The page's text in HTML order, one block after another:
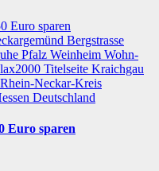
Bergstrasse
Pfalz Weinheim Wohn-
Titelseite Kraichgau
Rhein-Neckar-Kreis
Deutschland
Euro sparen